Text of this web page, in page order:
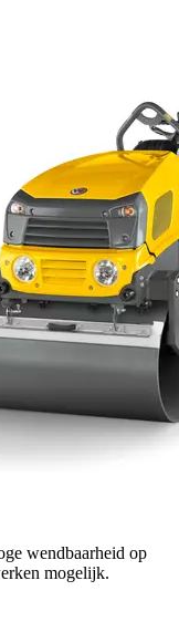
wendbaarheid op
mogelijk.